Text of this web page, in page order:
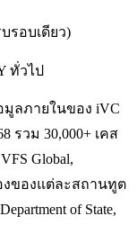
รอบเดียว)
ทั่วไป
มูลภายในของ iVC
รวม 30,000+ เคส
Global,
องของแต่ละสถานทูต
of State,